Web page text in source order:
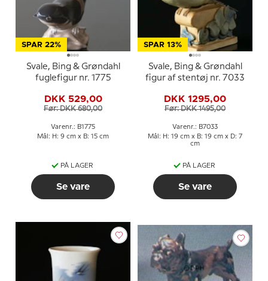
SPAR 22%
Svale, Bing & Grøndahl
fuglefigur nr. 1775
DKK 529,00
Før: DKK 680,00
Varenr.: B1775
Mål: H: 9 cm x B: 15 cm
PÅ LAGER
Se vare
SPAR 13%
Svale, Bing & Grøndahl
figur af stentøj nr. 7033
DKK 1295,00
Før: DKK 1495,00
Varenr.: B7033
Mål: H: 19 cm x B: 19 cm x D: 7
cm
PÅ LAGER
Se vare